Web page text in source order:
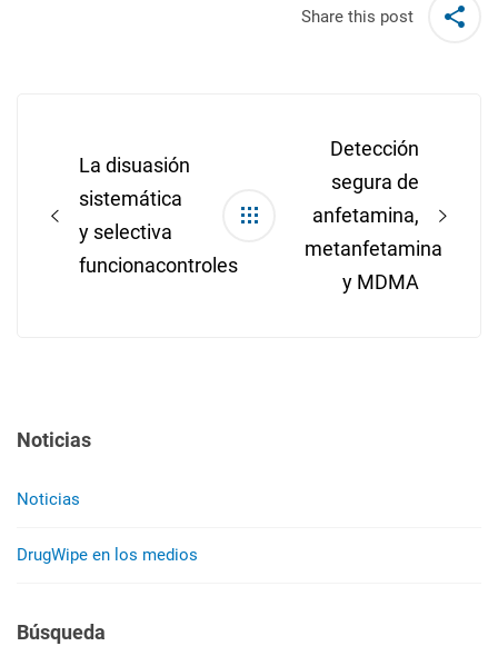
Noticias
Noticias
DrugWipe en los medios
Búsqueda
Share this post
La disuasión
sistemática
y selectiva
funcionacontroles
Detección
segura de
anfetamina,
metanfetamina
y MDMA